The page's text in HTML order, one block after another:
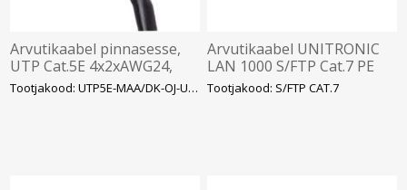
Arvutikaabel pinnasesse,
UTP Cat.5E 4x2xAWG24,
geeliga, must T305
Tootjakood: UTP5E-MAA/DK-OJ-U5E
Arvutikaabel UNITRONIC
LAN 1000 S/FTP Cat.7 PE
outdoor
Tootjakood: S/FTP CAT.7